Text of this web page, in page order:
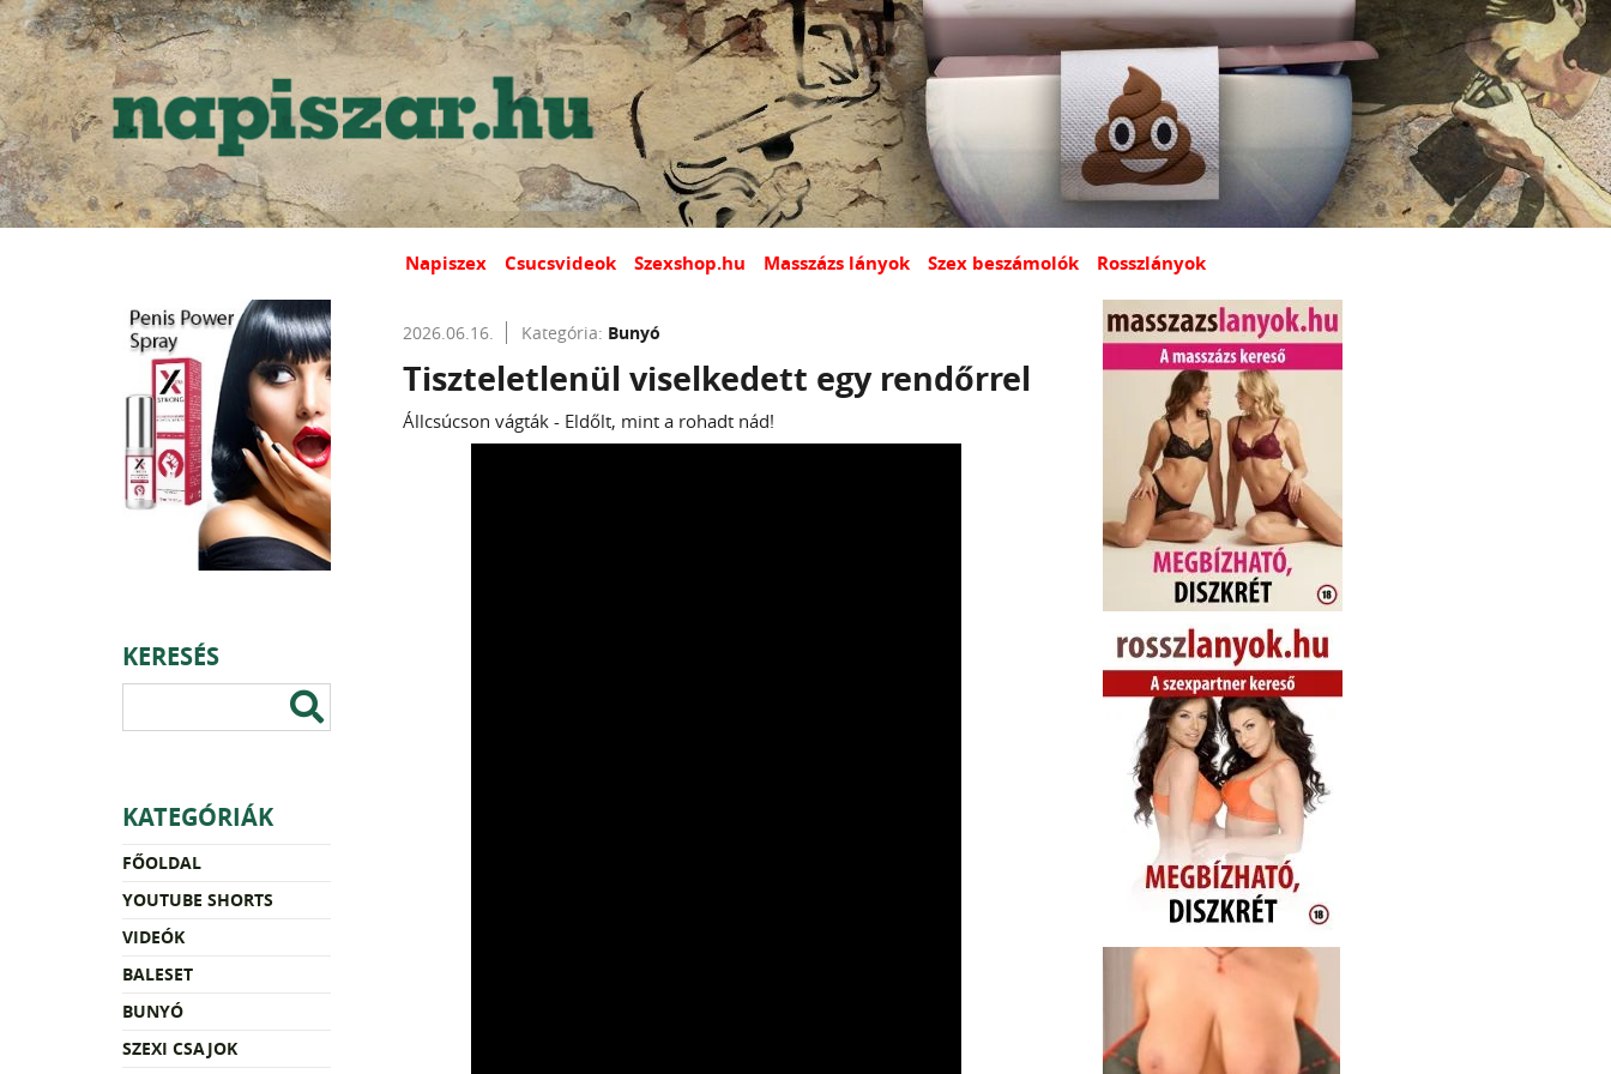
Napiszex Csucsvideok Szexshop.hu Masszázs lányok Szex beszámolók Rosszlányok
KERESÉS
KATEGÓRIÁK
FŐOLDAL
YOUTUBE SHORTS
VIDEÓK
BALESET
BUNYÓ
SZEXI CSAJOK
2026.06.16. Kategória: Bunyó
Tiszteletlenül viselkedett egy rendőrrel
Állcsúcson vágták - Eldőlt, mint a rohadt nád!